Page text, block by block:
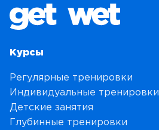
Курсы
Регулярные тренировки
Индивидуальные тренировки
Детские занятия
Глубинные тренировки